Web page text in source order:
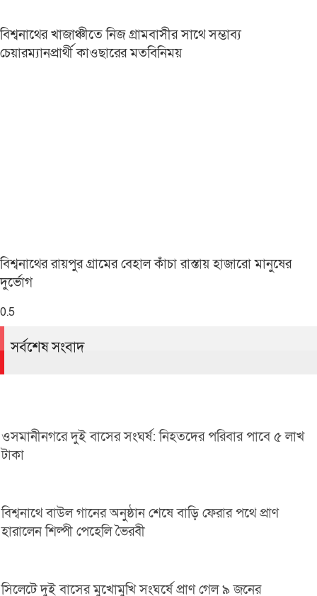
বিশ্বনাথের খাজাঞ্চীতে নিজ গ্রামবাসীর সাথে সম্ভাব্য
চেয়ারম্যানপ্রার্থী কাওছারের মতবিনিময়
বিশ্বনাথের রায়পুর গ্রামের বেহাল কাঁচা রাস্তায় হাজারো মানুষের
দুর্ভোগ
সর্বশেষ সংবাদ
ওসমানীনগরে দুই বাসের সংঘর্ষ: নিহতদের পরিবার পাবে ৫ লাখ
টাকা
বিশ্বনাথে বাউল গানের অনুষ্ঠান শেষে বাড়ি ফেরার পথে প্রাণ
হারালেন শিল্পী পেহেলি ভৈরবী
সিলেটে দুই বাসের মুখোমুখি সংঘর্ষে প্রাণ গেল ৯ জনের